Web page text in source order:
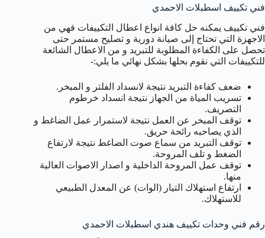
فني تكييف اسطبلات الاحمدي
فني تكييف يمكنه حل كافة انواع اعطال التكييفات فهي من
الاجهزة التي تحتاج إلى صيانة دورية و تصليح مستمر حتى
تحصل على الكفاءة المطلوبة للتبريد و من الاعطال الشائعة
للتكييفات التي نقوم بحلها بشكل نهائي ما يلي:-
ضعف كفاءة التبريد نتيجة لانسداد الفلتر و المبخر.
تسريب المياة من الجهاز نتيجة انسداد خرطوم
التصريف.
توقف المبخر عن العمل نتيجة لاستمرار عمل الضاغط و
الذي يصاحبه رائحة حريق.
توقف التبريد من سماع صوت الضاغط نتيجة لارتفاع
الضغط و تلف المروحة.
توقف عمل المروحة الداخلية و اصدار الاصوات العالية
منها.
ارتفاع استهلاك التيار (الوات) عن المعدل الطبيعي
للاستهلاك.
رقم فني وحدات تكييف هندي اسطبلات الاحمدي